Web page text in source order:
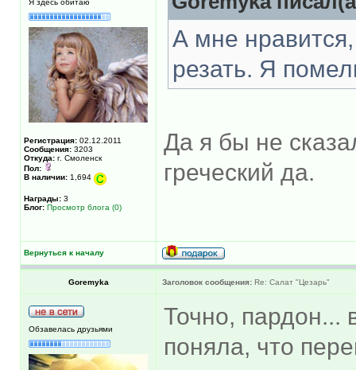
Я здесь обитаю
Регистрация: 02.12.2011
Сообщения: 3203
Откуда: г. Смоленск
Пол:
В наличии: 1,694
Награды: 3
Блог: Просмотр блога (0)
А мне
резать. Я
Да я бы не
греческий да.
Вернуться к началу
Goremyka Заголовок сообщения: Re: Салат "Цезарь"
Обзавелась друзьями
Точно, пардон...
поняла, что